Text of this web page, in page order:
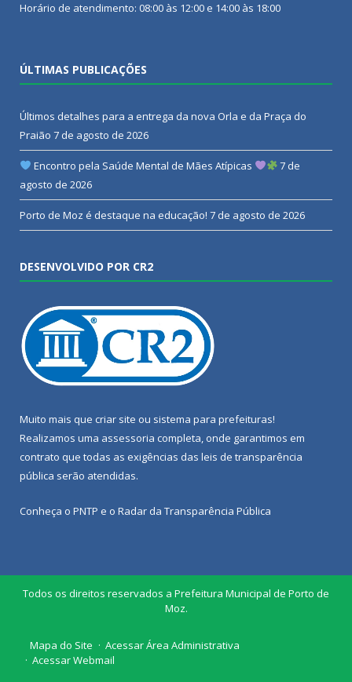
Horário de atendimento: 08:00 às 12:00 e 14:00 às 18:00
ÚLTIMAS PUBLICAÇÕES
Últimos detalhes para a entrega da nova Orla e da Praça do
Praião 7 de agosto de 2026
Encontro pela Saúde Mental de Mães Atípicas
7 de
agosto de 2026
Porto de Moz é destaque na educação! 7 de agosto de 2026
DESENVOLVIDO POR CR2
Muito mais que criar site ou sistema para prefeituras!
Realizamos uma assessoria completa, onde garantimos em
contrato que todas as exigências das leis de transparência
pública serão atendidas.
Conheça o PNTP e o Radar da Transparência Pública
Todos os direitos reservados a Prefeitura Municipal de Porto de
Moz.
Mapa do Site
Acessar Área Administrativa
Acessar Webmail